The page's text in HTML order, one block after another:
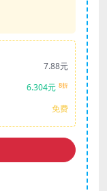
7.88元
6.304元 8折
免费